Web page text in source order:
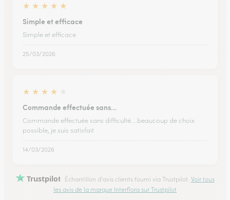
★ ★ ★ ★ ★
Simple et efficace
Simple et efficace
25/03/2026
★ ★ ★ ★
Commande effectuée sans…
Commande effectuée sans difficulté....beaucoup de choix
possible, je suis satisfait
14/03/2026
Trustpilot Échantillon d'avis clients fourni via Trustpilot. Voir tous
les avis de la marque Interflora sur Trustpilot